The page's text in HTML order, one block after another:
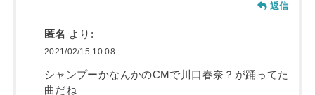
返信
匿名 より:
2021/02/15 10:08
シャンプーかなんかのCMで川口春奈？が踊ってた
曲だね